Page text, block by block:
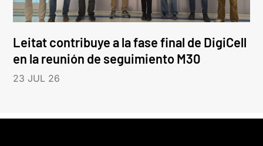
Leitat contribuye a la fase final de DigiCell
en la reunión de seguimiento M30
23 JUL 26